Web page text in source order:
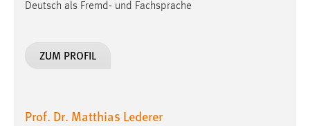
Deutsch als Fremd- und Fachsprache
ZUM PROFIL
Prof. Dr. Matthias Lederer
_gcl_au